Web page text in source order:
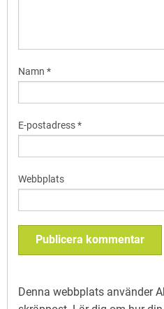
Namn *
E-postadress*
Webbplats
Denna webbplats använder